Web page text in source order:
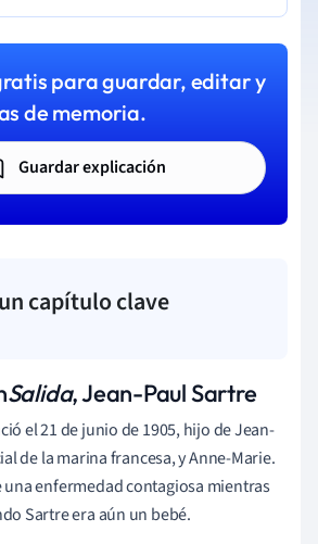
para guardar, editar y
de memoria.
Guardar explicación
capítulo clave
Salida, Jean-Paul Sartre
el 21 de junio de 1905, hijo de Jean-
de la marina francesa, y Anne-Marie.
una enfermedad contagiosa mientras
Sartre era aún un bebé.